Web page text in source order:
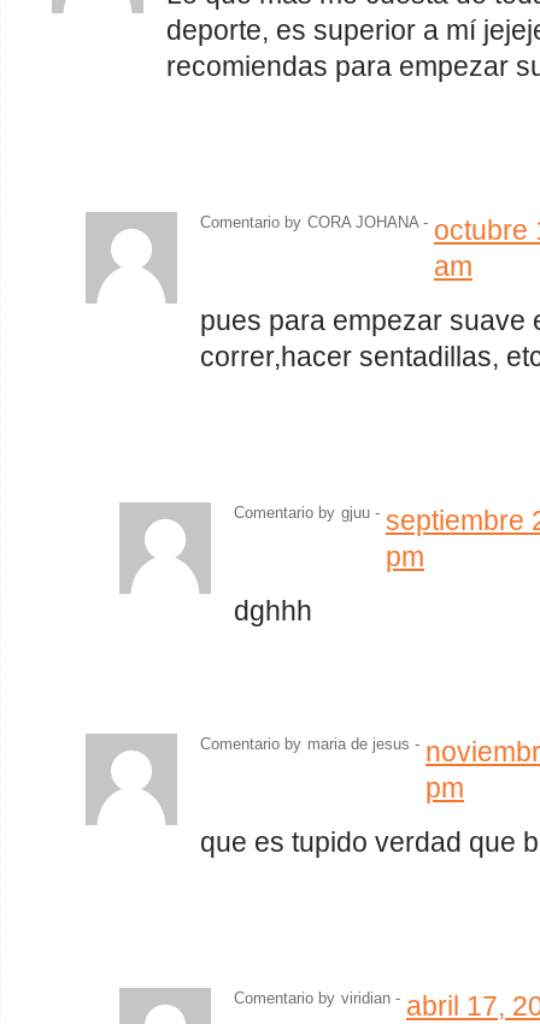
deporte, es superior a mí
recomiendas para empezar
Comentario by CORA JOHANA - octubre
am
pues para empezar suave
correr,hacer sentadillas,
Comentario by gjuu - septiembre
pm
dghhh
Comentario by maria de jesus -
pm
que es tupido verdad que
Comentario by viridian - abril 17,